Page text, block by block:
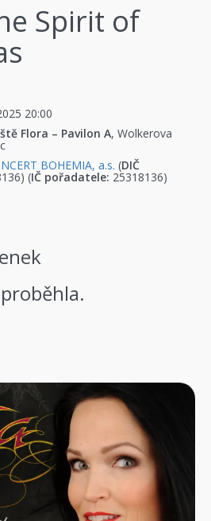
Spirit of
20:00
Flora – Pavilon A, Wolkerova
BOHEMIA, a.s. (DIČ
(IČ pořadatele: 25318136)